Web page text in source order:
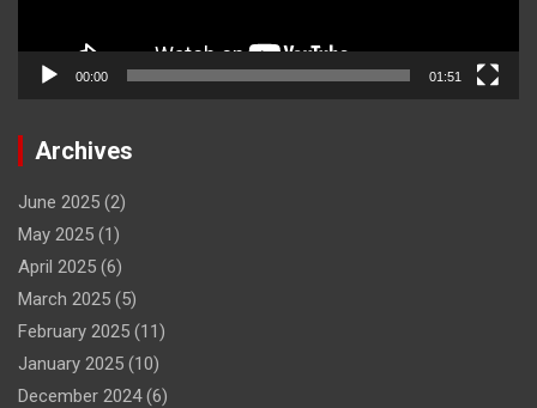
00:00 01:51
Archives
June 2025 (2)
May 2025 (1)
April 2025 (6)
March 2025 (5)
February 2025 (11)
January 2025 (10)
December 2024(6)